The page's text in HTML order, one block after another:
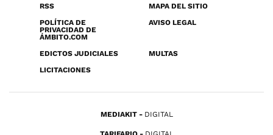
RSS
MAPA DEL SITIO
POLÍTICA DE
PRIVACIDAD DE
ÁMBITO.COM
AVISO LEGAL
EDICTOS JUDICIALES
MULTAS
LICITACIONES
MEDIAKIT DIGITAL